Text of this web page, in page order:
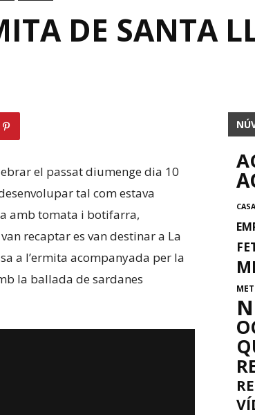
DE SANTA
el passat diumenge dia 10
tal com estava
amb tomata i botifarra,
recaptar es van destinar a La
a l’ermita acompanyada per la
la ballada de sardanes